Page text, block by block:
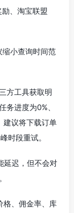
、淘宝联盟
缩小查询时间范
方工具获取明
务进度为0%、
建议将下载订单
时段重试。
延迟，但不会对
格、佣金率、库